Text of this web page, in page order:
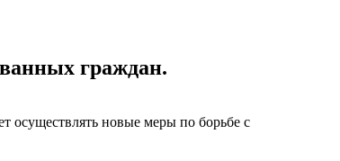
граждан.
осуществлять новые меры по борьбе с